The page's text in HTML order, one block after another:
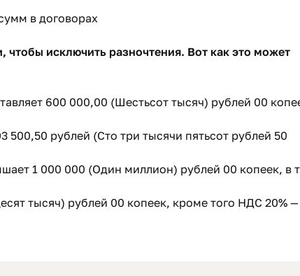
в договорах
исключить разночтения. Вот как это может
600 000,00 (Шестьсот тысяч) рублей 00
500,50 рублей (Сто три тысячи пятьсот рублей 50
1 000 000 (Один миллион) рублей 00 копеек, в
тысяч) рублей 00 копеек, кроме того НДС 20% —